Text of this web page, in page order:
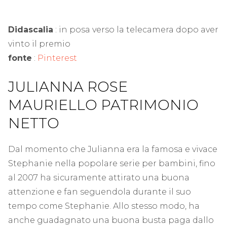
Didascalia : in posa verso la telecamera dopo aver
vinto il premio
fonte : Pinterest
JULIANNA ROSE
MAURIELLO PATRIMONIO
NETTO
Dal momento che Julianna era la famosa e vivace
Stephanie nella popolare serie per bambini, fino
al 2007 ha sicuramente attirato una buona
attenzione e fan seguendola durante il suo
tempo come Stephanie. Allo stesso modo, ha
anche guadagnato una buona busta paga dallo